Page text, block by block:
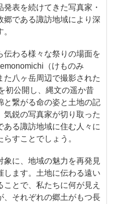
表を続けてきた写真家・
郷である諏訪地域により深
伝わる様々な祭りの場面を
（けものみ
た八ヶ岳周辺で撮影された
初公開し、縄文の遥か昔
と繋がる命の姿と土地の記
鋭の写真家が切り取った
る諏訪地域に住む人々に
すことでしょう。
象に、地域の魅力を再発見
します。土地に伝わる遠い
とで、私たちに何が見え
、それぞれの郷土がもつ長